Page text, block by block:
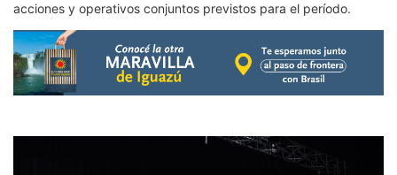
acciones y operativos conjuntos previstos para el período.